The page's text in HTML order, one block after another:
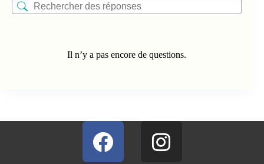
Il n’y a pas encore de questions.